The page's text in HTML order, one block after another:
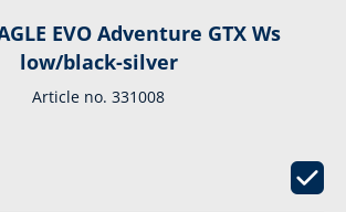
EVO Adventure GTX Ws
low/black-silver
Article no. 331008